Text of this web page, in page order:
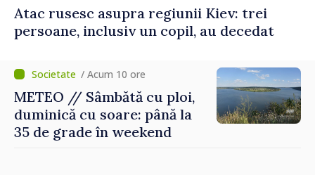
Atac rusesc asupra regiunii Kiev: trei
persoane, inclusiv un copil, au decedat
/ Acum 10 ore
METEO // Sâmbătă cu ploi,
duminică cu soare: până la
35 de grade în weekend